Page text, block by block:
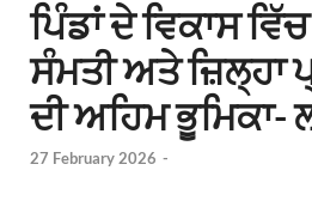
ਪਿੰਡਾਂ ਦੇ ਵਿਕਾਸ
ਸੰਮਤੀ ਅਤੇ ਜ਼ਿਲ੍ਹਾ
ਦੀ ਅਹਿਮ ਭੂਮਿਕਾ-
27 February 2026 -